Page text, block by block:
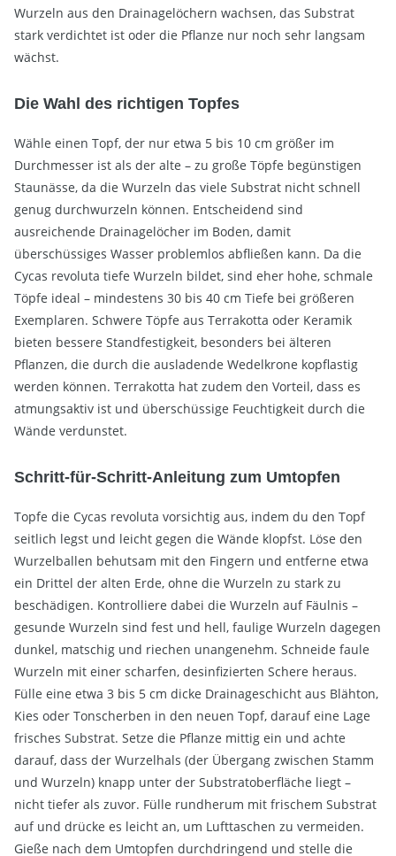
Wurzeln aus den Drainagelöchern wachsen, das Substrat
stark verdichtet ist oder die Pflanze nur noch sehr langsam
wächst.
Die Wahl des richtigen Topfes
Wähle einen Topf, der nur etwa 5 bis 10 cm größer im
Durchmesser ist als der alte – zu große Töpfe begünstigen
Staunässe, da die Wurzeln das viele Substrat nicht schnell
genug durchwurzeln können. Entscheidend sind
ausreichende Drainagelöcher im Boden, damit
überschüssiges Wasser problemlos abfließen kann. Da die
Cycas revoluta tiefe Wurzeln bildet, sind eher hohe, schmale
Töpfe ideal – mindestens 30 bis 40 cm Tiefe bei größeren
Exemplaren. Schwere Töpfe aus Terrakotta oder Keramik
bieten bessere Standfestigkeit, besonders bei älteren
Pflanzen, die durch die ausladende Wedelkrone kopflastig
werden können. Terrakotta hat zudem den Vorteil, dass es
atmungsaktiv ist und überschüssige Feuchtigkeit durch die
Wände verdunstet.
Schritt-für-Schritt-Anleitung zum Umtopfen
Topfe die Cycas revoluta vorsichtig aus, indem du den Topf
seitlich legst und leicht gegen die Wände klopfst. Löse den
Wurzelballen behutsam mit den Fingern und entferne etwa
ein Drittel der alten Erde, ohne die Wurzeln zu stark zu
beschädigen. Kontrolliere dabei die Wurzeln auf Fäulnis –
gesunde Wurzeln sind fest und hell, faulige Wurzeln dagegen
dunkel, matschig und riechen unangenehm. Schneide faule
Wurzeln mit einer scharfen, desinfizierten Schere heraus.
Fülle eine etwa 3 bis 5 cm dicke Drainageschicht aus Blähton,
Kies oder Tonscherben in den neuen Topf, darauf eine Lage
frisches Substrat. Setze die Pflanze mittig ein und achte
darauf, dass der Wurzelhals (der Übergang zwischen Stamm
und Wurzeln) knapp unter der Substratoberfläche liegt –
nicht tiefer als zuvor. Fülle rundherum mit frischem Substrat
auf und drücke es leicht an, um Lufttaschen zu vermeiden.
Gieße nach dem Umtopfen durchdringend und stelle die